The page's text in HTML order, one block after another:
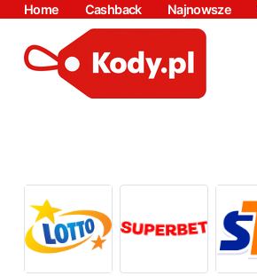
Home Cashback Najnowsze